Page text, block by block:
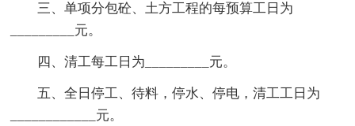
三、单项分包砼、土方工程的每预算工日为
_________元。
四、清工每工日为_________元。
五、全日停工、待料，停水、停电，清工工日为
____________元。